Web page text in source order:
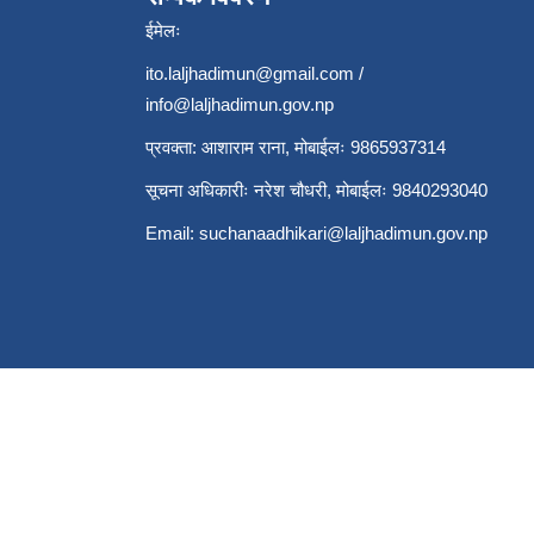
ईमेलः
ito.laljhadimun@gmail.com /
info@laljhadimun.gov.np
प्रवक्ता: आशाराम राना, मोबाईलः 9865937314
सूचना अधिकारीः नरेश चौधरी, मोबाईलः 9840293040
Email: suchanaadhikari@laljhadimun.gov.np